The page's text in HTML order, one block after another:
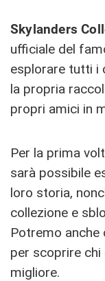
Skylanders
ufficiale del
esplorare tutti i
la propria
propri amici in
Per la prima
sarà possibile
loro storia,
collezione e
Potremo
per scoprire chi
migliore.